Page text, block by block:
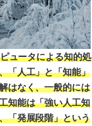
ュータによる知的処
「人工」と「知能」
はなく、一般的には
知能は「強い人工知
「発展段階」という